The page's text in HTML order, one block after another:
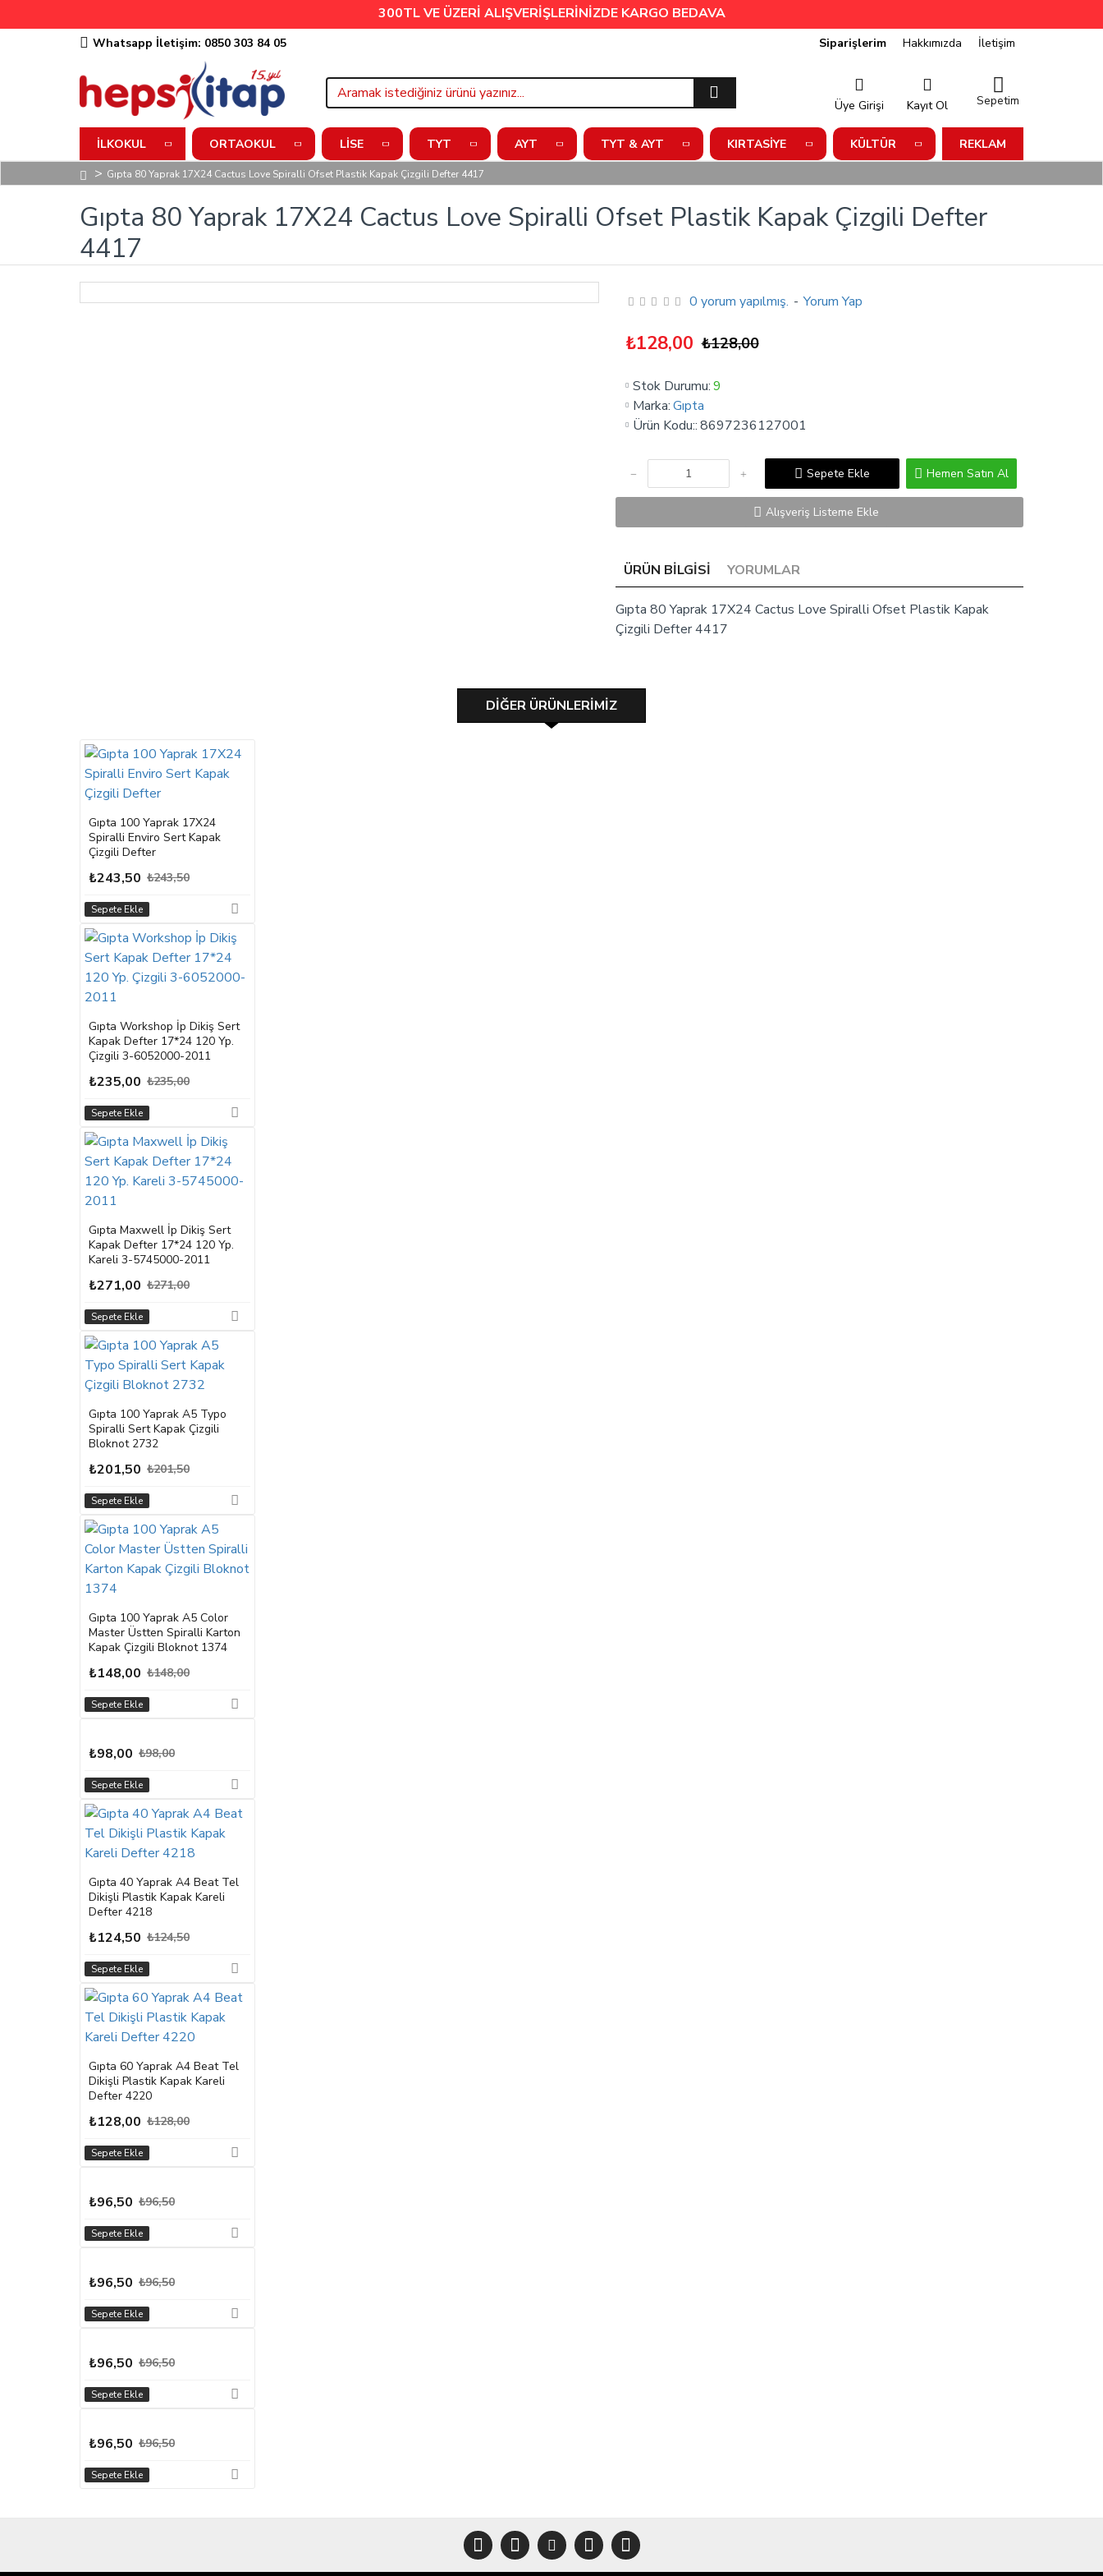
300TL VE ÜZERİ ALIŞVERİŞLERİNİZDE KARGO BEDAVA
Whatsapp İletişim: 0850 303 84 05 Siparişlerim Hakkımızda İletişim
Üye Girişi Kayıt Ol Sepetim
İLKOKUL ORTAOKUL LISE TYT AYT TYT & AYT KIRTASIYE KÜLTÜR REKLAM
Gıpta 80 Yaprak 17X24 Cactus Love Spiralli Ofset Plastik Kapak Çizgili Defter 4417
Gıpta 80 Yaprak 17X24 Cactus Love Spiralli Ofset Plastik Kapak Çizgili Defter
4417
Stok Durumu:9
Marka:Gıpta
Ürün Kodu::8697236127001
0 yorum yapılmış. - Yorum Yap
₺128,00 ₺128,00
Sepete Ekle Hemen Satın Al
Alışveriş Listeme Ekle
ÜRÜN BILGISI YORUMLAR
Gıpta 80 Yaprak 17X24 Cactus Love Spiralli Ofset Plastik Kapak
Çizgili Defter 4417
DIĞER ÜRÜNLERIMIZ
Gıpta 100 Yaprak 17X24
Spiralli Enviro Sert Kapak
Çizgili Defter
₺243,50 ₺243,50
Sepete Ekle
Gıpta Workshop İp Dikiş Sert
Kapak Defter 17*24 120 Yp.
Çizgili 3-6052000-2011
₺235,00 ₺235,00
Sepete Ekle
Gıpta Maxwell İp Dikiş Sert
Kapak Defter 17*24 120 Yp.
Kareli 3-5745000-2011
₺271,00 ₺271,00
Sepete Ekle
Gıpta 100 Yaprak A5 Typo
Spiralli Sert Kapak Çizgili
Bloknot 2732
₺201,50 ₺201,50
Sepete Ekle
Gıpta 100 Yaprak A5 Color
Master Üstten Spiralli Karton
Kapak Çizgili Bloknot 1374
₺148,00 ₺148,00
Sepete Ekle
₺98,00 ₺98,00
Sepete Ekle
Gıpta 40 Yaprak A4 Beat Tel
Dikişli Plastik Kapak Kareli
Defter 4218
₺124,50 ₺124,50
Sepete Ekle
Gıpta 60 Yaprak A4 Beat Tel
Dikişli Plastik Kapak Kareli
Defter 4220
₺128,00 ₺128,00
Sepete Ekle
₺96,50 ₺96,50
Sepete Ekle
₺96,50 ₺96,50
Sepete Ekle
₺96,50 ₺96,50
Sepete Ekle
₺96,50 ₺96,50
Sepete Ekle